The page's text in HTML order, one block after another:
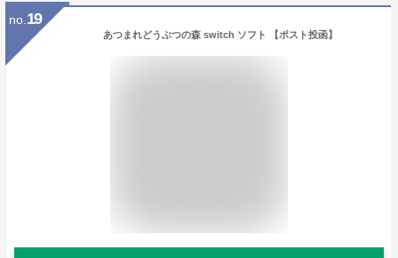
no. 19
あつまれどうぶつの森 switch ソフト 【ポスト投函】